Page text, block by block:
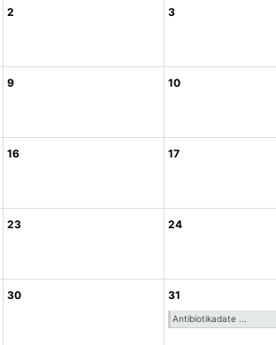
2 3
9 10
16 17
23 24
30 31
Antibiotikadate ...